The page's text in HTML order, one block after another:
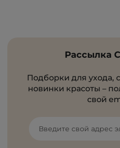
Рассылка
Подборки для ухода,
новинки красоты –
свой
Введите свой адрес